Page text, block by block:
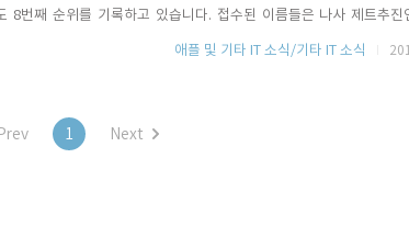
8번째 순위를 기록하고 있습니다. 접수된 이름들은 나사 제트추진
자빔을 이용하여 실리콘칩에 새겨 넣게 됩니다. 천만명이 넘는 이름
애플 및 기타 IT 소식/기타 IT 소식
1 Next